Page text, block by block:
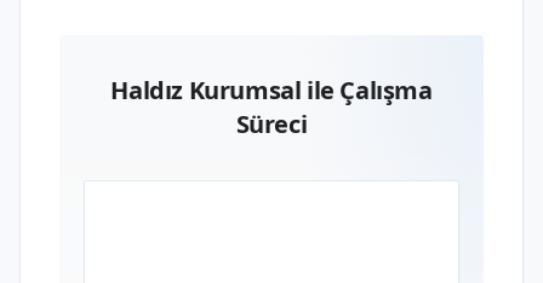
Haldız Kurumsal ile Çalışma
Süreci